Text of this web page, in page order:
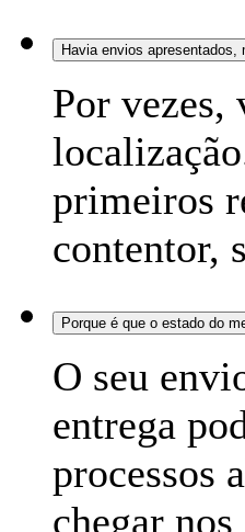
Havia envios
Por
primeiros
contentor,
Porque é que o estado do
O seu
entrega
processos
chegar